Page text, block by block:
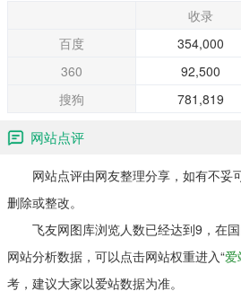
收录
百度
354,000
360
92,500
搜狗
781,819
网站点评
网站点评由网友整理分享，如有不妥
删除或整改。
飞友网图库浏览人数已经达到9，在国
网站分析数据，可以点击网站权重进入“爱
考，建议大家以爱站数据为准。